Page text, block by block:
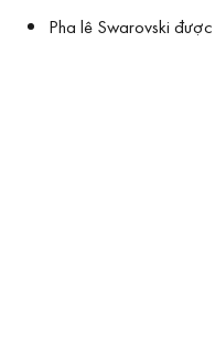
Pha lê Swarovski